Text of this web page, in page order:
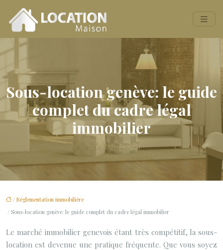
Sous-location genève: le guide
complet du cadre légal
immobilier
/ Réglementation immobilière
/ Sous-location genève: le guide complet du cadre légal immobilier
Le marché immobilier genevois étant très compétitif, la sous-
location est devenue une pratique fréquente. Que vous soyez